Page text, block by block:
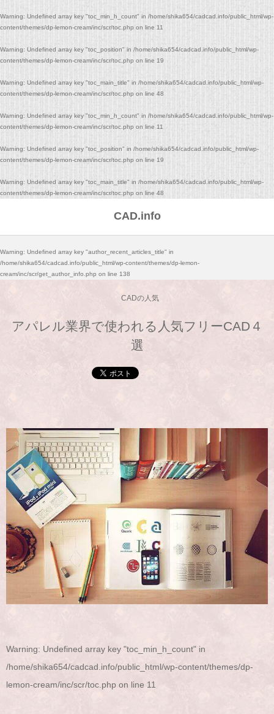
Warning: Undefined array key "toc_min_h_count" in /home/shika654/cadcad.info/public_html/wp-
content/themes/dp-lemon-cream/inc/scr/toc.php on line 11
Warning: Undefined array key "toc_position" in /home/shika654/cadcad.info/public_html/wp-
content/themes/dp-lemon-cream/inc/scr/toc.php on line 19
Warning: Undefined array key "toc_main_title" in /home/shika654/cadcad.info/public_html/wp-
content/themes/dp-lemon-cream/inc/scr/toc.php on line 48
Warning: Undefined array key "toc_min_h_count" in /home/shika654/cadcad.info/public_html/wp-
content/themes/dp-lemon-cream/inc/scr/toc.php on line 11
Warning: Undefined array key "toc_position" in /home/shika654/cadcad.info/public_html/wp-
content/themes/dp-lemon-cream/inc/scr/toc.php on line 19
Warning: Undefined array key "toc_main_title" in /home/shika654/cadcad.info/public_html/wp-
content/themes/dp-lemon-cream/inc/scr/toc.php on line 48
CAD.info
Warning: Undefined array key "author_recent_articles_title" in
/home/shika654/cadcad.info/public_html/wp-content/themes/dp-lemon-
cream/inc/scr/get_author_info.php on line 138
CADの人気
アパレル業界で使われる人気フリーCAD４
選
Warning: Undefined array key "toc_min_h_count" in
/home/shika654/cadcad.info/public_html/wp-content/themes/dp-
lemon-cream/inc/scr/toc.php on line 11